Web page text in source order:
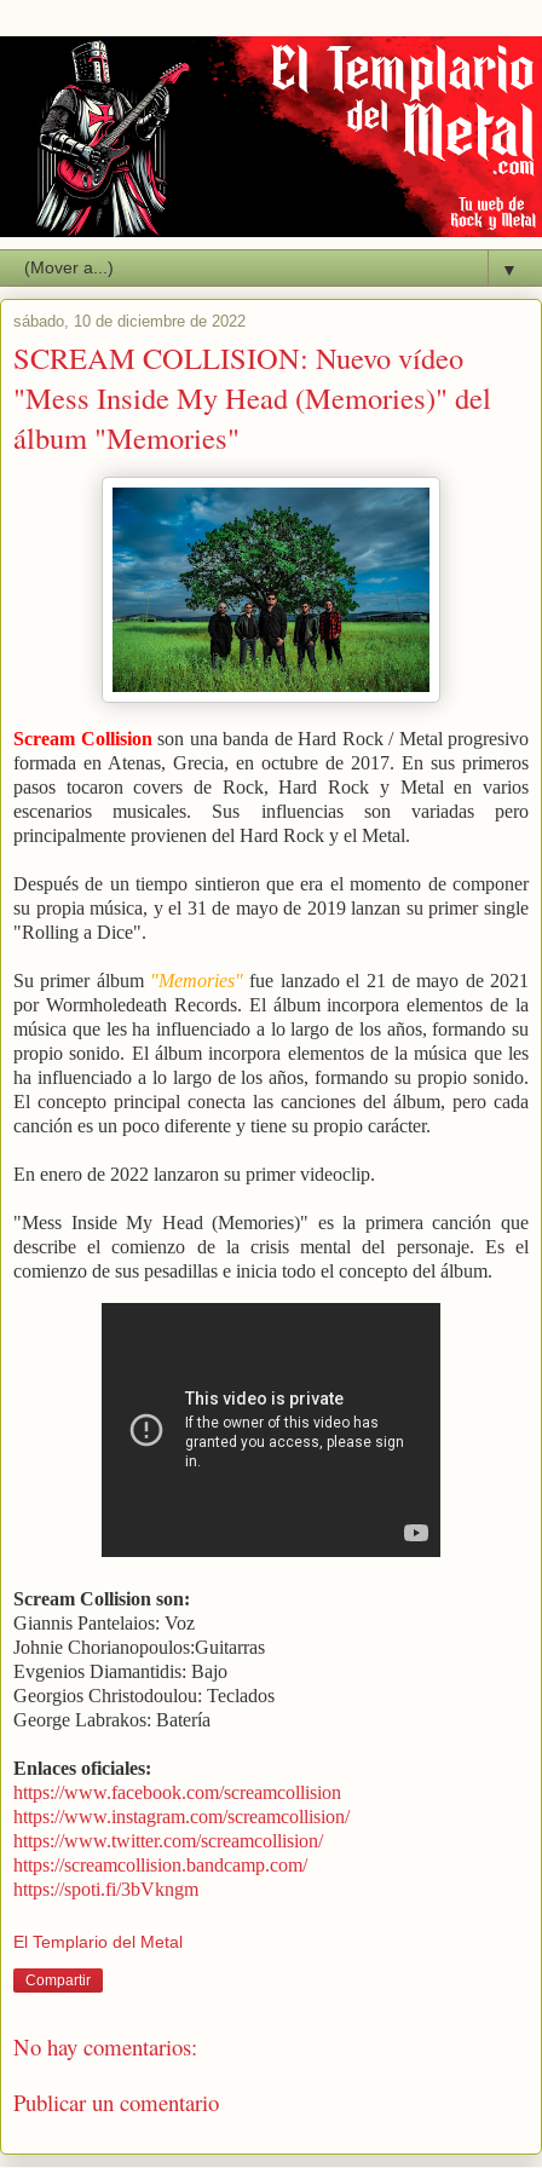
▼
sábado, 10 de diciembre de 2022
SCREAM COLLISION: Nuevo vídeo
"Mess Inside My Head (Memories)" del
álbum "Memories"
Scream Collisionson una banda de Hard Rock / Metal progresivo
formada en Atenas, Grecia, en octubre de 2017. En sus primeros
pasos tocaron covers de Rock, Hard Rock y Metal en varios
escenarios musicales. Sus influencias son variadas pero
principalmente provienen del Hard Rock y el Metal.
Después de un tiempo sintieron que era el momento de componer
su propia música, y el 31 de mayo de 2019 lanzan su primer single
"Rolling a Dice".
Su primer álbum "Memories" fue lanzado el 21 de mayo de 2021
por Wormholedeath Records. El álbum incorpora elementos de la
música que les ha influenciado a lo largo de los años, formando su
propio sonido. El álbum incorpora elementos de la música que les
ha influenciado a lo largo de los años, formando su propio sonido.
El concepto principal conecta las canciones del álbum, pero cada
canción es un poco diferente y tiene su propio carácter.
En enero de 2022 lanzaron su primer videoclip.
"Mess Inside My Head (Memories)" es la primera canción que
describe el comienzo de la crisis mental del personaje. Es el
comienzo de sus pesadillas e inicia todo el concepto del álbum.
Scream Collision son:
Giannis Pantelaios: Voz
Johnie Chorianopoulos:Guitarras
Evgenios Diamantidis: Bajo
Georgios Christodoulou: Teclados
George Labrakos: Batería
Enlaces oficiales:
https://www.facebook.com/screamcollision
https://www.instagram.com/screamcollision/
https://www.twitter.com/screamcollision/
https://screamcollision.bandcamp.com/
https://spoti.fi/3bVkngm
El Templario del Metal
Compartir
No hay comentarios:
Publicar un comentario